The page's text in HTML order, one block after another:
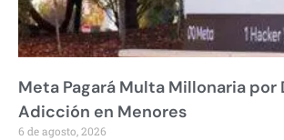
Meta Pagará Multa Millonaria por
Adicción en Menores
6 de agosto, 2026